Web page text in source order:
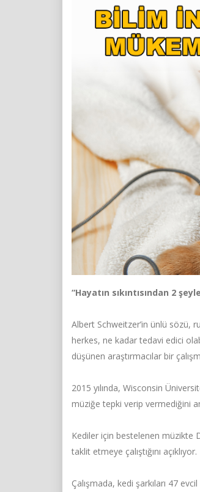
“Hayatın sıkıntısından 2
Albert Schweitzer’in ünlü sözü,
herkes, ne kadar tedavi edici
düşünen araştırmacılar bir
2015 yılında, Wisconsin
müziğe tepki verip vermediğini
Kediler için bestelenen müzikte
taklit etmeye çalıştığını açıklıyor.
Çalışmada, kedi şarkıları 47